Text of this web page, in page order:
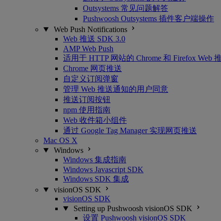
Outsystems 常见问题解答
Pushwoosh Outsystems 插件客户端操作
Web Push Notifications
Web 推送 SDK 3.0
AMP Web Push
适用于 HTTP 网站的 Chrome 和 Firefox Web
Chrome 网页推送
自定义订阅弹窗
管理 Web 推送通知的用户同意
推送订阅按钮
npm 使用指南
Web 收件箱小组件
通过 Google Tag Manager 实现网页推送
Mac OS X
Windows
Windows 集成指南
Windows Javascript SDK
Windows SDK 集成
visionOS SDK
visionOS SDK
Setting up Pushwoosh visionOS SDK
设置 Pushwoosh visionOS SDK